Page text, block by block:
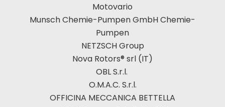
Motovario
Munsch Chemie-Pumpen GmbH Chemie-
Pumpen
NETZSCH Group
Nova Rotors® srl (IT)
OBL S.r.l.
O.M.A.C. S.r.l.
OFFICINA MECCANICA BETTELLA